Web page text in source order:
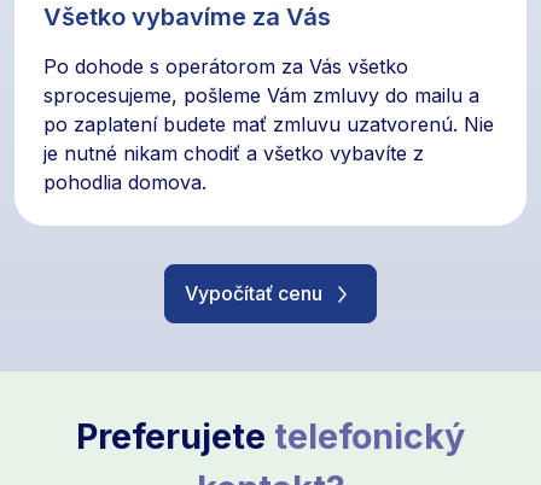
Všetko vybavíme za Vás
Po dohode s operátorom za Vás všetko
sprocesujeme, pošleme Vám zmluvy do mailu a
po zaplatení budete mať zmluvu uzatvorenú. Nie
je nutné nikam chodiť a všetko vybavíte z
pohodlia domova.
Vypočítať cenu
Preferujete telefonický